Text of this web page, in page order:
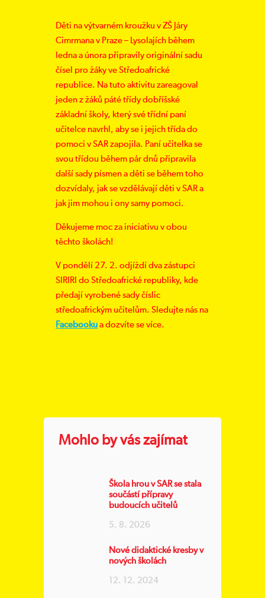
Děti na výtvarném kroužku v ZŠ Járy
Cimrmana v Praze – Lysolajích během
ledna a února připravily originální sadu
čísel pro žáky ve Středoafrické
republice. Na tuto aktivitu zareagoval
jeden z žáků páté třídy dobříšské
základní školy, který své třídní paní
učitelce navrhl, aby se i jejich třída do
pomoci v SAR zapojila. Paní učitelka se
svou třídou během pár dnů připravila
další sady písmen a děti se během toho
dozvídaly, jak se vzdělávají děti v SAR a
jak jim mohou i ony samy pomoci.
Děkujeme moc za iniciativu v obou
těchto školách!
V pondělí 27. 2. odjíždí dva zástupci
SIRIRI do Středoafrické republiky, kde
předají vyrobené sady číslic
středoafrickým učitelům. Sledujte nás na
Facebooku a dozvíte se více.
Mohlo by vás zajímat
Škola hrou v SAR se stala
součástí přípravy
budoucích učitelů
5. 8. 2026
Nové didaktické kresby v
nových školách
12. 12. 2024